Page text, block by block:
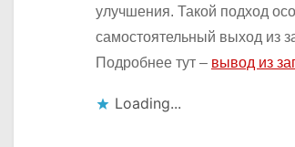
улучшения. Такой подход
самостоятельный выход из
Подробнее тут – вывод из
Loading...